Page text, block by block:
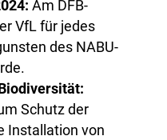
Am DFB-
VfL für jedes
des NABU-
Schutz der
Installation von